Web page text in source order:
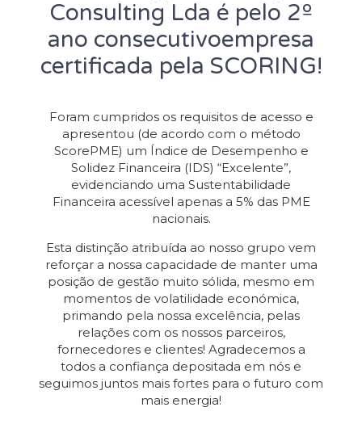
Consulting Lda é pelo 2º
ano consecutivoempresa
certificada pela SCORING!
Foram cumpridos os requisitos de acesso e
apresentou (de acordo com o método
ScorePME) um Índice de Desempenho e
Solidez Financeira (IDS) “Excelente”,
evidenciando uma Sustentabilidade
Financeira acessível apenas a 5% das PME
nacionais.
Esta distinção atribuída ao nosso grupo vem
reforçar a nossa capacidade de manter uma
posição de gestão muito sólida, mesmo em
momentos de volatilidade económica,
primando pela nossa excelência, pelas
relações com os nossos parceiros,
fornecedores e clientes! Agradecemos a
todos a confiança depositada em nós e
seguimos juntos mais fortes para o futuro com
mais energia!